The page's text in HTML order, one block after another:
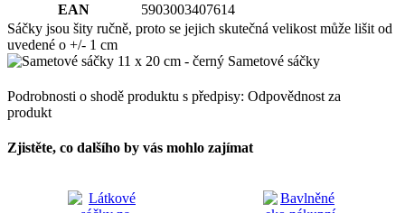
EAN
5903003407614
Sáčky jsou šity ručně, proto se jejich skutečná velikost může lišit od
uvedené o +/- 1 cm
Podrobnosti o shodě produktu s předpisy: Odpovědnost za
produkt
Zjistěte, co dalšího by vás mohlo zajímat